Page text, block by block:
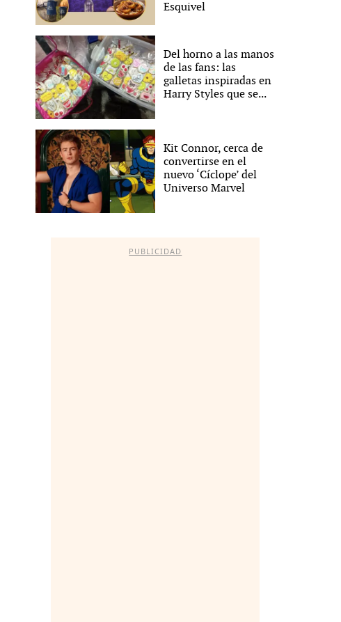
Esquivel
Del horno a las manos
de las fans: las
galletas inspiradas en
Harry Styles que se...
Kit Connor, cerca de
convertirse en el
nuevo ‘Cíclope’ del
Universo Marvel
PUBLICIDAD